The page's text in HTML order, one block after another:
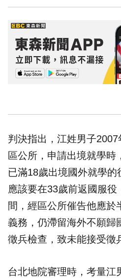
判決指出，江姓男子
區公所，申請出境就學時
已滿18歲出境國外就學的
應該要在33歲前返國服役
間，經區公所催告他應於
義務，仍滯留海外不願歸
徵兵檢查，致未能接受徵
台北地院審理時，考量江